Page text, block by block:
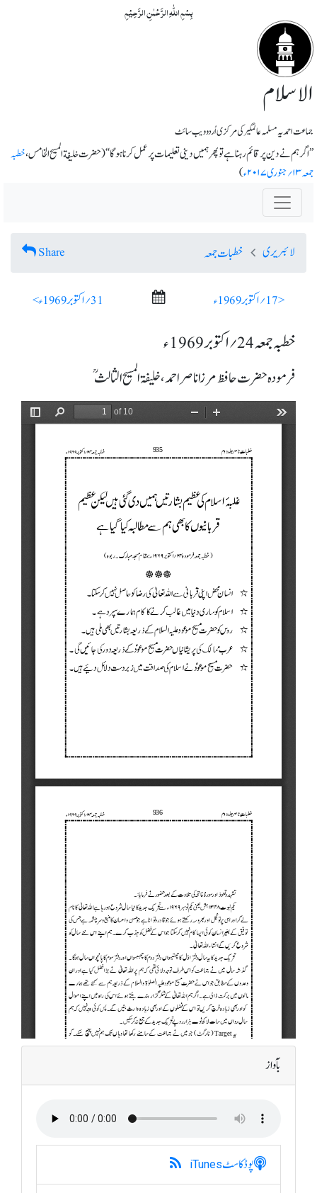
بِسۡمِ اللّٰہِ الرَّحۡمٰنِ الرَّحِیۡمِ
الاسلام
جماعت احمدیہ مسلمہ عالمگیر کی مرکزی اُردو ویب سائٹ
’’اگر ہم نے دین پر قائم رہنا ہے تو پھر ہمیں دینی تعلیمات پر عمل کرنا ہوگا‘‘ ( حضرت خلیفة المسیح الخامس،خطبہ
جمعہ ۱۳؍جنوری ۲۰۱۷ء
)
لائبریری خطبات جمعہ Share
< 17؍ اکتوبر 1969ء 31؍ اکتوبر 1969ء >
خطبہ جمعہ 24؍ اکتوبر 1969ء
فرمودہ حضرت حافظ مرزا ناصر احمد، خلیفۃ المسیح الثالثؒ
بآواز
پوڈکاسٹiTunes